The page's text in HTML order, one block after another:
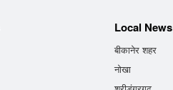
Local News
बीकानेर शहर
नोखा